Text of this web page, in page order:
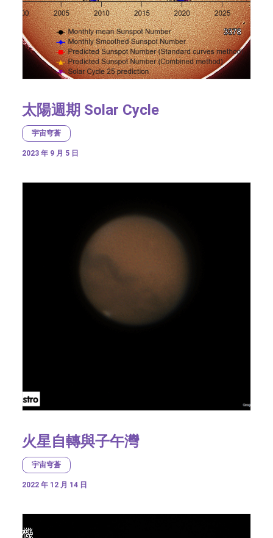
太陽週期 Solar Cycle
宇宙穹蒼
2023 年 9 月 5 日
火星自轉與子午灣
宇宙穹蒼
2022 年 12 月 14 日